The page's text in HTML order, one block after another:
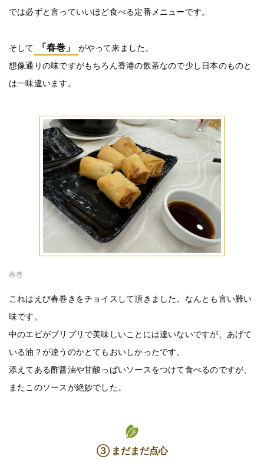
では必ずと言っていいほど食べる定番メニューです。
そして 「春巻」
がやって来ました。
想像通りの味ですがもちろん香港の飲茶なので少し日本のものと
は一味違います。
春巻
これはえび春巻きをチョイスして頂きました。なんとも言い難い
味です。
中のエビがプリプリで美味しいことには違いないですが、あげて
いる油？が違うのかとてもおいしかったです。
添えてある酢醤油や甘酸っぱいソースをつけて食べるのですが、
またこのソースが絶妙でした。
③ まだまだ点心